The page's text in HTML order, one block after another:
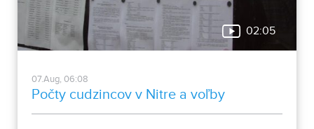
02:05
07.Aug, 06:08
Počty cudzincov v Nitre a voľby